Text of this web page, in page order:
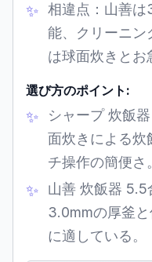
相違点：山善
能、クリーニン
は球面炊きとお
選び方のポイント:
シャープ 炊飯
面炊きによる炊
チ操作の簡便さ。
山善 炊飯器 5.5
3.0mmの厚釜
に適している。